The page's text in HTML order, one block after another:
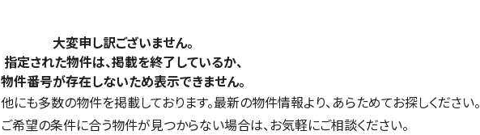
大変申し訳ございません。
指定された物件は、掲載を終了しているか、
物件番号が存在しないため表示できません。
他にも多数の物件を掲載しております。最新の物件情報より、あらためてお探しください。
ご希望の条件に合う物件が見つからない場合は、お気軽にご相談ください。